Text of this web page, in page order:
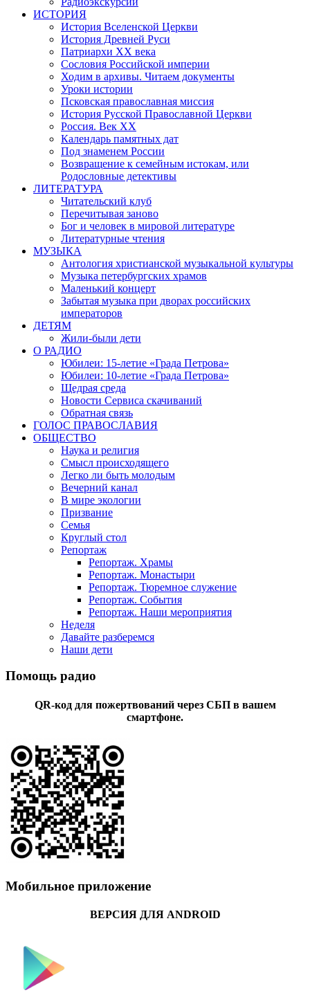
ИСТОРИЯ
История Вселенской Церкви
История Древней Руси
Патриархи XX века
Сословия Российской империи
Ходим в архивы. Читаем документы
Уроки истории
Псковская православная миссия
История Русской Православной Церкви
Россия. Век ХХ
Календарь памятных дат
Под знаменем России
Возвращение к семейным истокам, или
Родословные детективы
ЛИТЕРАТУРА
Читательский клуб
Перечитывая заново
Бог и человек в мировой литературе
Литературные чтения
МУЗЫКА
Антология христианской музыкальной культуры
Музыка петербургских храмов
Маленький концерт
Забытая музыка при дворах российских
императоров
ДЕТЯМ
Жили-были дети
О РАДИО
Юбилеи: 15-летие «Града Петрова»
Юбилеи: 10-летие «Града Петрова»
Щедрая среда
Новости Сервиса скачиваний
Обратная связь
ГОЛОС ПРАВОСЛАВИЯ
ОБЩЕСТВО
Наука и религия
Смысл происходящего
Легко ли быть молодым
Вечерний канал
В мире экологии
Призвание
Семья
Круглый стол
Репортаж
Репортаж. Храмы
Репортаж. Монастыри
Репортаж. Тюремное служение
Репортаж. События
Репортаж. Наши мероприятия
Неделя
Давайте разберемся
Наши дети
Помощь радио
QR-код для пожертвований через СБП в вашем
смартфоне.
Мобильное приложение
ВЕРСИЯ ДЛЯ ANDROID